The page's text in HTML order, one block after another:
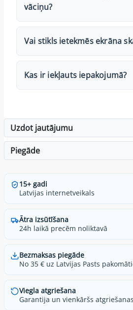
vāciņu?
Vai stikls ietekmēs ekrāna
Kas ir iekļauts iepakojumā?
Uzdot jautājumu
Piegāde
15+ gadi
Latvijas internetveikals
Ātra izsūtīšana
24h laikā precēm noliktavā
Bezmaksas piegāde
No 35 € uz Latvijas Pasts
Viegla atgriešana
Garantija un vienkāršs